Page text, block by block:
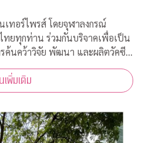
ทอร์ไพรส์ โดยจุฬาลงกรณ์
ยทุกท่าน ร่วมกันบริจาคเพื่อเป็น
ค้นคว้าวิจัย พัฒนา และผลิตวัคซีน
เพิ่มเติม